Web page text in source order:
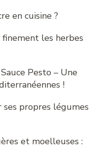
en cuisine ?
les herbes
Pesto – Une
!
propres légumes
et moelleuses :